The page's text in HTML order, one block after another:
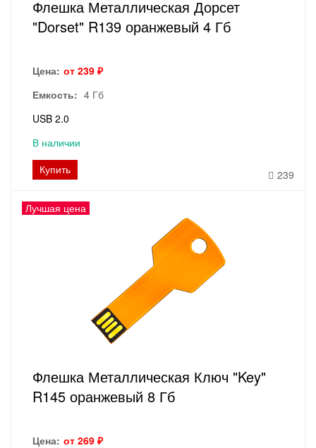
Флешка Металлическая Дорсет
"Dorset" R139 оранжевый 4 Гб
Цена: от 239 ₽
Емкость: 4 Гб
USB 2.0
В наличии
Купить
239
Лучшая цена
Флешка Металлическая Ключ "Key"
R145 оранжевый 8 Гб
Цена: от 269 ₽